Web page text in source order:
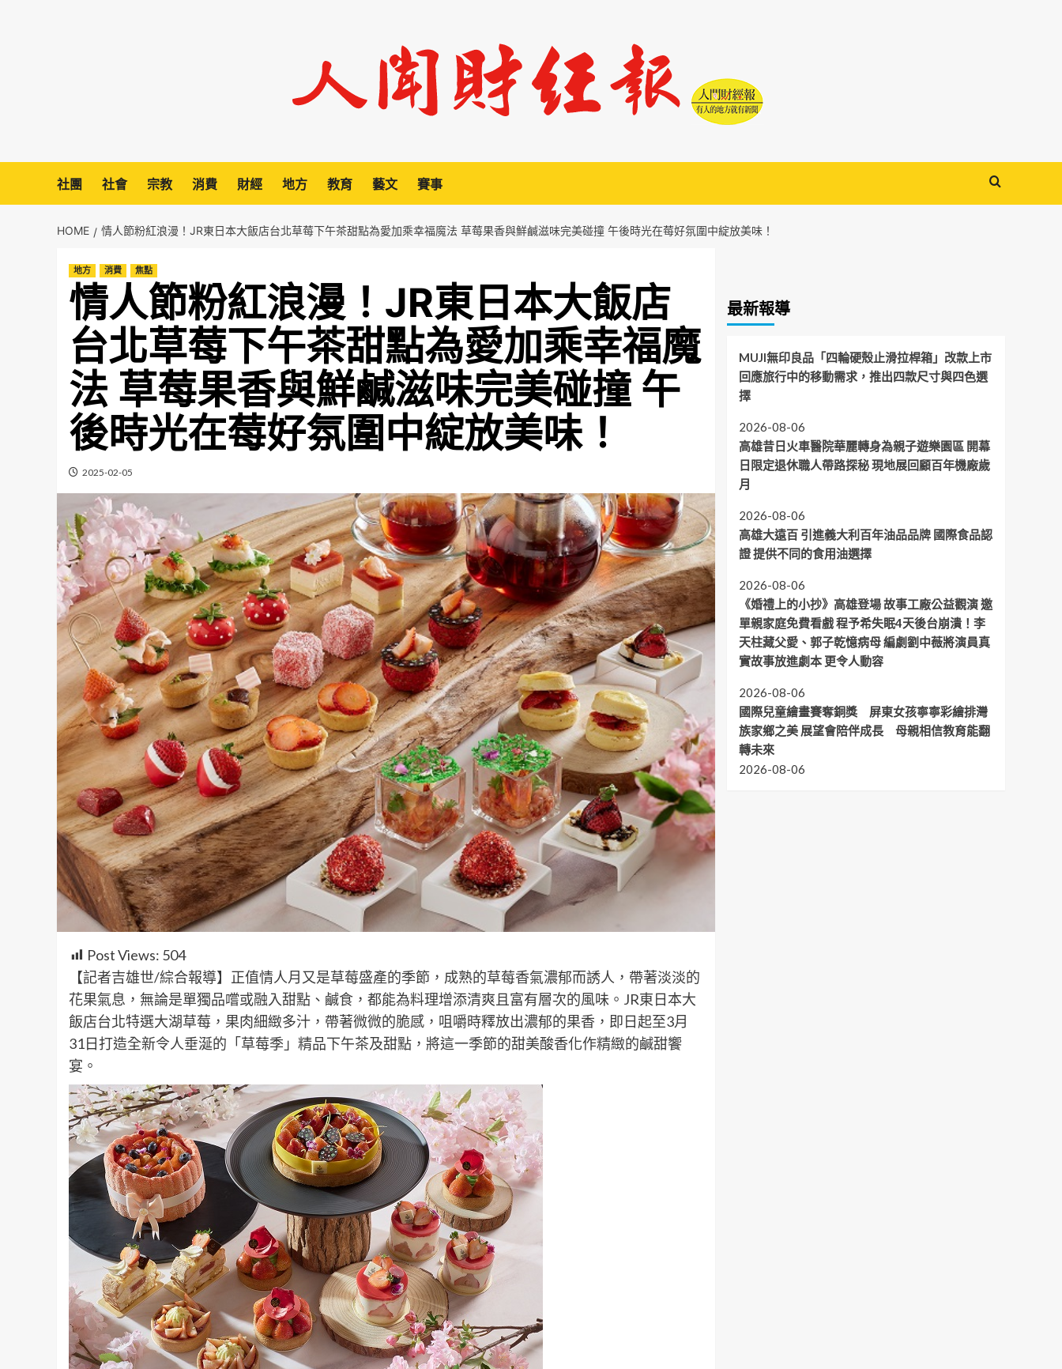
社團 社會 宗教 消費 財經 地方 教育 藝文 賽事
HOME 情人節粉紅浪漫！JR東日本大飯店台北草莓下午茶甜點為愛加乘幸福魔法 草莓果香與鮮鹹滋味完美碰撞 午後時光在莓好氛圍中綻放美味！
地方 消費 焦點
情人節粉紅浪漫！JR東日本大飯店
台北草莓下午茶甜點為愛加乘幸福魔
法 草莓果香與鮮鹹滋味完美碰撞 午
後時光在莓好氛圍中綻放美味！
2025-02-05
Post Views: 504
【記者吉雄世/綜合報導】正值情人月又是草莓盛產的季節，成熟的草莓香氣濃郁而誘人，帶著淡淡的
花果氣息，無論是單獨品嚐或融入甜點、鹹食，都能為料理增添清爽且富有層次的風味。JR東日本大
飯店台北特選大湖草莓，果肉細緻多汁，帶著微微的脆感，咀嚼時釋放出濃郁的果香，即日起至3月
31日打造全新令人垂涎的「草莓季」精品下午茶及甜點，將這一季節的甜美酸香化作精緻的鹹甜饗
宴。
最新報導
MUJI無印良品「四輪硬殼止滑拉桿箱」改款上市
回應旅行中的移動需求，推出四款尺寸與四色選
擇
2026-08-06
高雄昔日火車醫院華麗轉身為親子遊樂園區 開幕
日限定退休職人帶路探秘 現地展回顧百年機廠歲
月
2026-08-06
高雄大遠百 引進義大利百年油品品牌 國際食品認
證 提供不同的食用油選擇
2026-08-06
《婚禮上的小抄》高雄登場 故事工廠公益觀演 邀
單親家庭免費看戲 程予希失眠4天後台崩潰！李
天柱藏父愛、郭子乾憶病母 編劇劉中薇將演員真
實故事放進劇本 更令人動容
2026-08-06
國際兒童繪畫賽奪銅獎 屏東女孩寧寧彩繪排灣
族家鄉之美 展望會陪伴成長 母親相信教育能翻
轉未來
2026-08-06